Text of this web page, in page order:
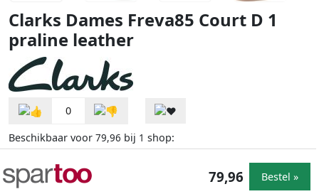
Clarks Dames Freva85 Court D 1
praline leather
0
Beschikbaar voor 79,96 bij 1 shop:
79,96 Bestel »